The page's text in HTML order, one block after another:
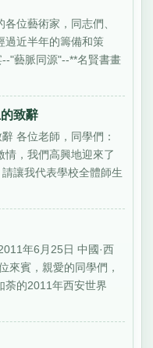
位藝術家，同志們、
過近半年的籌備和策
"藝脈同源"--**名賢書畫
致辭
各位老師，同學們：
情，我們高興地迎來了
讓我代表學校全體師生
年6月25日 中國·西
來賓，親愛的同學們，
荼的2011年西安世界